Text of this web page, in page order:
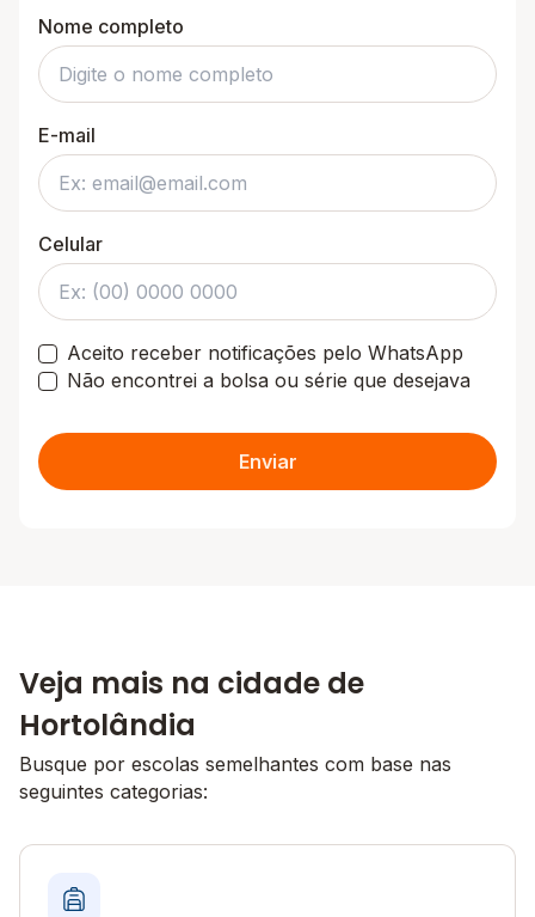
Nome completo
E-mail
Celular
Aceito receber notificações pelo WhatsApp
Não encontrei a bolsa ou série que desejava
Enviar
Veja mais na cidade de
Hortolândia
Busque por escolas semelhantes com base nas
seguintes categorias: